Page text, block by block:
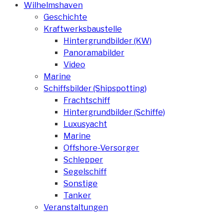
Wilhelmshaven
Geschichte
Kraftwerksbaustelle
Hintergrundbilder (KW)
Panoramabilder
Video
Marine
Schiffsbilder (Shipspotting)
Frachtschiff
Hintergrundbilder (Schiffe)
Luxusyacht
Marine
Offshore-Versorger
Schlepper
Segelschiff
Sonstige
Tanker
Veranstaltungen